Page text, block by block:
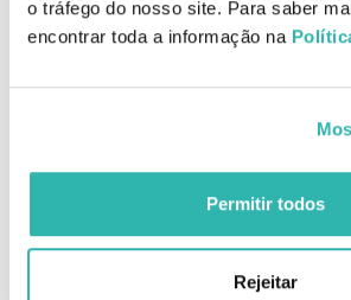
o tráfego do nosso site. Para saber
encontrar toda a informação na
Permitir todos
Rejeitar
Produtos Relacionados